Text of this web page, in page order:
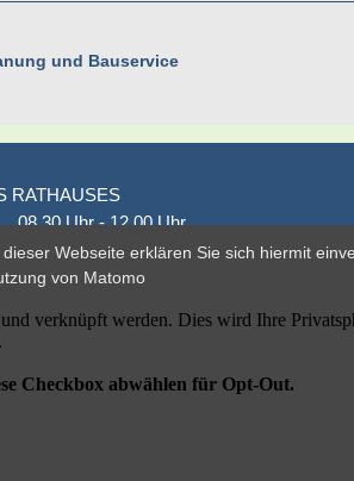
und Bauservice
RATHAUSES
08.30 Uhr - 12.00 Uhr
14.00 Uhr - 18.00 Uhr
16.00 Uhr - 18.00 Uhr
Webseite erklären Sie sich hiermit
von Matomo